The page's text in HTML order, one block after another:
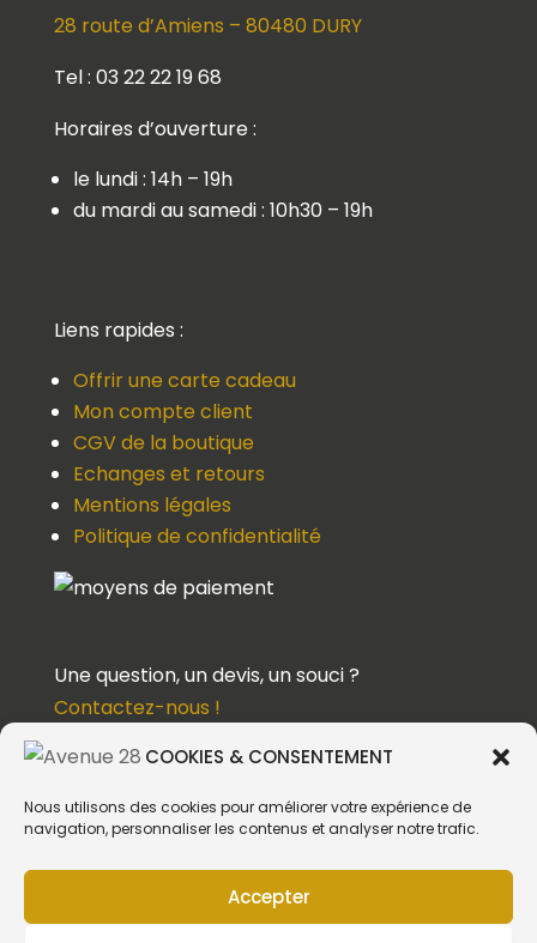
COOKIES & CONSENTEMENT
Nous utilisons des cookies pour améliorer votre expérience de
navigation, personnaliser les contenus et analyser notre trafic.
Accepter
28 route d’Amiens – 80480 DURY
Tel : 03 22 22 19 68
Horaires d’ouverture :
le lundi : 14h – 19h
du mardi au samedi : 10h30 – 19h
Liens rapides :
Offrir une carte cadeau
Mon compte client
CGV de la boutique
Echanges et retours
Mentions légales
Politique de confidentialité
Une question, un devis, un souci ?
Contactez-nous !